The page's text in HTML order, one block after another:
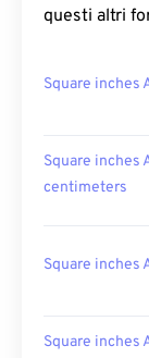
questi altri
Square inches
Square inches
centimeters
Square inches
Square inches